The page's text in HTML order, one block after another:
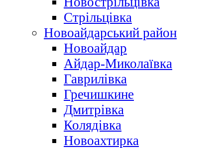
Стрільцівка
Новоайдарський район
Новоайдар
Айдар-Миколаївка
Гаврилівка
Гречишкине
Дмитрівка
Колядівка
Новоахтирка